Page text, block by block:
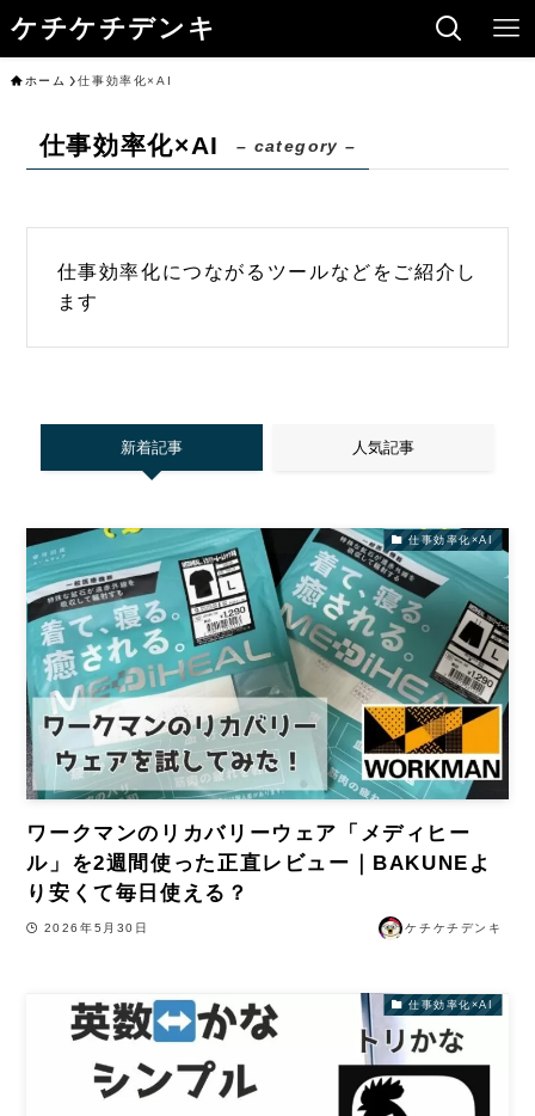
ケチケチデンキ
ホーム 仕事効率化×AI
仕事効率化×AI – category –
仕事効率化につながるツールなどをご紹介し
ます
新着記事 人気記事
仕事効率化×AI
ワークマンのリカバリーウェア「メディヒー
ル」を2週間使った正直レビュー｜BAKUNEよ
り安くて毎日使える？
2026年5月30日 ケチケチデンキ
仕事効率化×AI